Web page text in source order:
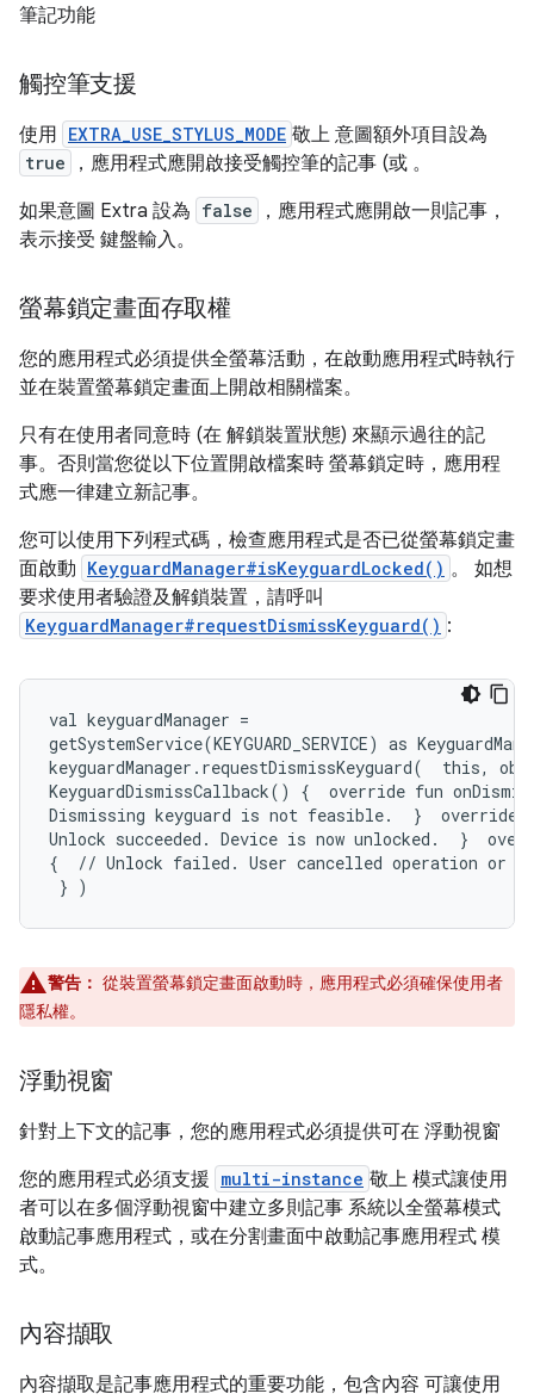
筆記功能
觸控筆支援
使用 EXTRA_USE_STYLUS_MODE 敬上 意圖額外項目設為
true
，應用程式應開啟接受觸控筆的記事 (或 。
如果意圖 Extra 設為 false
，應用程式應開啟一則記事，
表示接受 鍵盤輸入。
螢幕鎖定畫面存取權
您的應用程式必須提供全螢幕活動，在啟動應用程式時執行
並在裝置螢幕鎖定畫面上開啟相關檔案。
只有在使用者同意時 (在 解鎖裝置狀態) 來顯示過往的記
事。否則當您從以下位置開啟檔案時 螢幕鎖定時，應用程
式應一律建立新記事。
您可以使用下列程式碼，檢查應用程式是否已從螢幕鎖定畫
面啟動 KeyguardManager#isKeyguardLocked() 。 如想
要求使用者驗證及解鎖裝置，請呼叫
KeyguardManager#requestDismissKeyguard() :
val keyguardManager =
getSystemService(KEYGUARD_SERVICE) as
keyguardManager.requestDismissKeyguard(  this,
KeyguardDismissCallback() {  override fun
Dismissing keyguard is not feasible.  }  override
Unlock succeeded. Device is now unlocked.  }
{  // Unlock failed. User cancelled operation or
警告： 從裝置螢幕鎖定畫面啟動時，應用程式必須確保使用者
隱私權。
浮動視窗
針對上下文的記事，您的應用程式必須提供可在 浮動視窗
您的應用程式必須支援 multi-instance 敬上 模式讓使用
者可以在多個浮動視窗中建立多則記事 系統以全螢幕模式
啟動記事應用程式，或在分割畫面中啟動記事應用程式 模
式。
內容擷取
內容擷取是記事應用程式的重要功能，包含內容 可讓使用